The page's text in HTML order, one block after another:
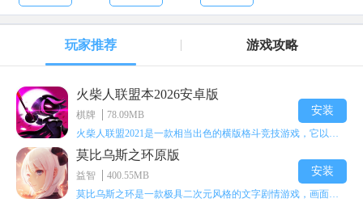
玩家推荐 游戏攻略
火柴人联盟本2026安卓版
棋牌
78.09MB
安装
莫比乌斯之环原版
益智
400.55MB
安装